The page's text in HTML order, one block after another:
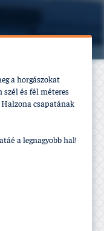
a horgászokat
szél és fél méteres
csapatának
a legnagyobb hal!